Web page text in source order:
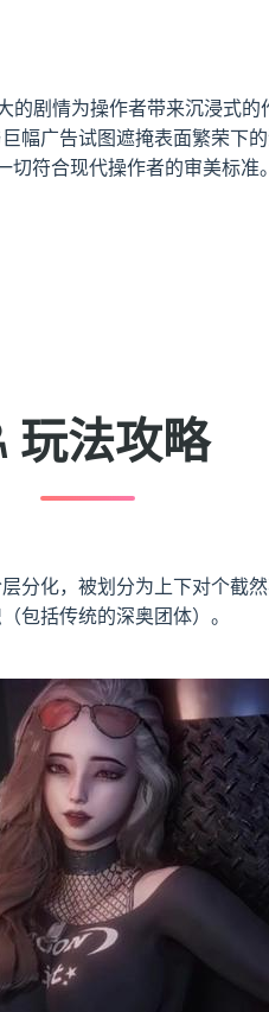
剧情为操作者带来沉浸式
幅广告试图遮掩表面繁荣下
符合现代操作者的审美标
法攻略
分化，被划分为上下对个截
包括传统的深奥团体）。